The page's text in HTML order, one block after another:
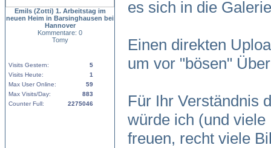
Emils (Zotti) 1. Arbeitstag im
neuen Heim in Barsinghausen bei
Hannover
Kommentare: 0
Tomy
Visits Gestern:
5
Visits Heute:
1
Max User Online:
59
Max Visits/Day:
883
Counter Full:
2275046
es sich in die
Einen direkten
um vor "bösen"
Für Ihr Verständnis
würde ich (und
freuen, recht viele